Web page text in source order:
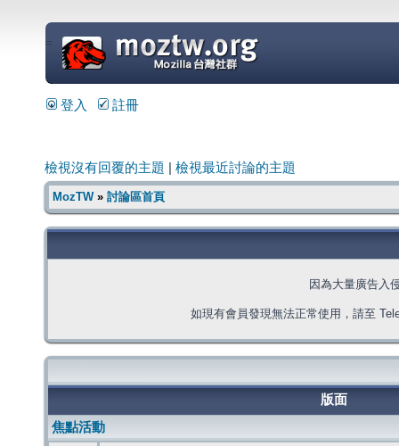
=
登入 註冊
檢視沒有回覆的主題 檢視最近討論的主題
MozTW» 討論區首頁
因為大量廣告入
如現有會員發現無法正常使用，請至
版面
焦點活動